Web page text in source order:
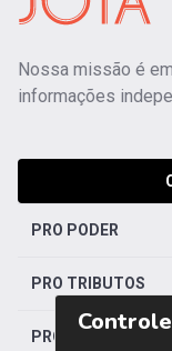
Nossa missão é
informações
PRO PODER
PRO TRIBUTOS
PRO TRABALHISTA